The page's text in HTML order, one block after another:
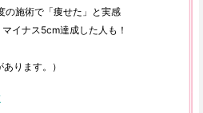
の施術で「痩せた」と実感
イナス5cm達成した人も！
ります。）